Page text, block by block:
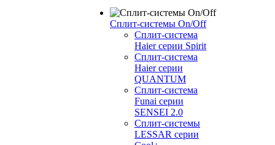
Сплит-системы On/Off
Сплит-система
Haier серии Spirit
Сплит-система
Haier серии
QUANTUM
Сплит-система
Funai серии
SENSEI 2.0
Сплит-системы
LESSAR серии